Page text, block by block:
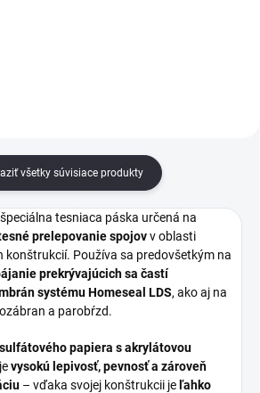
všetky súvisiace produkty
tesniaca páska určená na
prelepovanie spojovv oblasti
konštrukcií. Používa sa predovšetkým na
prekrývajúcich sa častí
systému Homeseal LDS, ako aj na
a parobŕzd.
papiera s akrylátovou
vysokú lepivosť, pevnosť a zároveň
– vďaka svojej konštrukcii je ľahko